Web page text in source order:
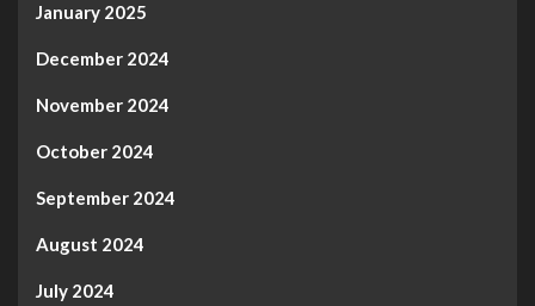
January 2025
December 2024
November 2024
October 2024
September 2024
August 2024
July 2024